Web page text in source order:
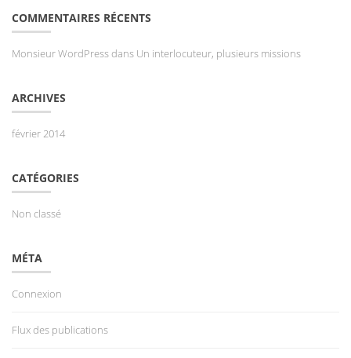
COMMENTAIRES RÉCENTS
Monsieur WordPressdans Un interlocuteur, plusieurs missions
ARCHIVES
février 2014
CATÉGORIES
Non classé
MÉTA
Connexion
Flux des publications